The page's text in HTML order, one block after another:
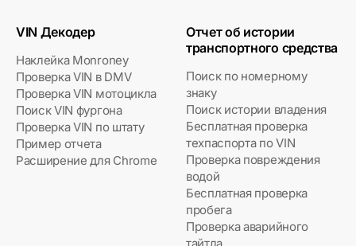
VIN Декодер
Наклейка Monroney
Проверка VIN в DMV
Проверка VIN мотоцикла
Поиск VIN фургона
Проверка VIN по штату
Пример отчета
Расширение для Chrome
Отчет об истории
транспортного средства
Поиск по номерному
знаку
Поиск истории владения
Бесплатная проверка
техпаспорта по VIN
Проверка повреждения
водой
Бесплатная проверка
пробега
Проверка аварийного